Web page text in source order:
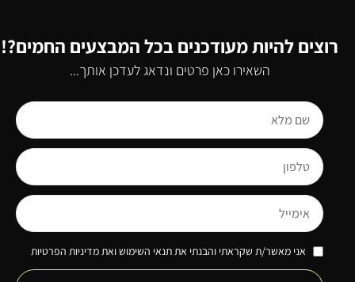
רוצים להיות מעודכנים בכל המבצעים החמים?!
השאירו כאן פרטים ונדאג לעדכן אותך...
אני מאשר/ת שקראתי והבנתי את תנאי השימוש ואת מדיניות הפרטיות